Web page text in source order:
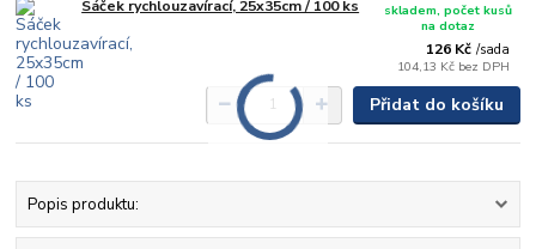
Sáček rychlouzavírací, 25x35cm / 100 ks
126 Kč /sada
104,13 Kč bez DPH
skladem, počet kusů
na dotaz
Přidat do košíku
Popis produktu: